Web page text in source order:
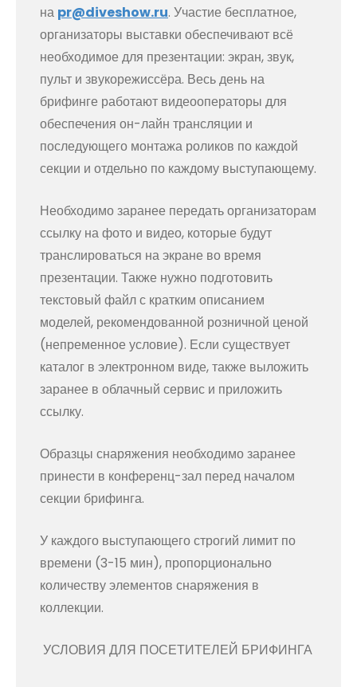
на pr@diveshow.ru. Участие бесплатное,
организаторы выставки обеспечивают всё
необходимое для презентации: экран, звук,
пульт и звукорежиссёра. Весь день на
брифинге работают видеооператоры для
обеспечения он-лайн трансляции и
последующего монтажа роликов по каждой
секции и отдельно по каждому выступающему.
Необходимо заранее передать организаторам
ссылку на фото и видео, которые будут
транслироваться на экране во время
презентации. Также нужно подготовить
текстовый файл с кратким описанием
моделей, рекомендованной розничной ценой
(непременное условие). Если существует
каталог в электронном виде, также выложить
заранее в облачный сервис и приложить
ссылку.
Образцы снаряжения необходимо заранее
принести в конференц-зал перед началом
секции брифинга.
У каждого выступающего строгий лимит по
времени (3-15 мин), пропорционально
количеству элементов снаряжения в
коллекции.
УСЛОВИЯ ДЛЯ ПОСЕТИТЕЛЕЙ БРИФИНГА